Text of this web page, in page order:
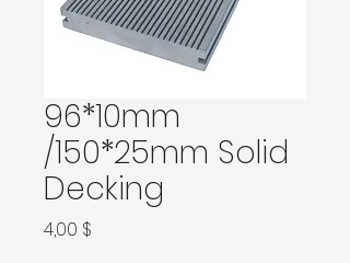
96*10mm
/150*25mm Solid
Decking
4,00 $